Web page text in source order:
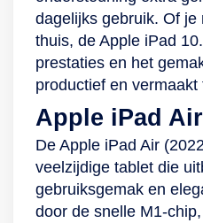
dagelijks gebruik. Of
thuis, de Apple iPad
prestaties en het
productief en vermaakt
Apple iPad
De Apple iPad Air
veelzijdige tablet die
gebruiksgemak en
door de snelle M1-